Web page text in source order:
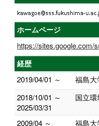
ホームページ
https://sites.google.com/
経歴
2019/04/01 ～
福島
2018/10/01 ～
2025/03/31
国立
2009/04 ～
福島